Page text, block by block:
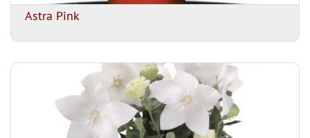
Astra Pink